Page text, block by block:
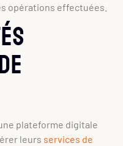
opérations effectuées.
plateforme digitale
leurs services de